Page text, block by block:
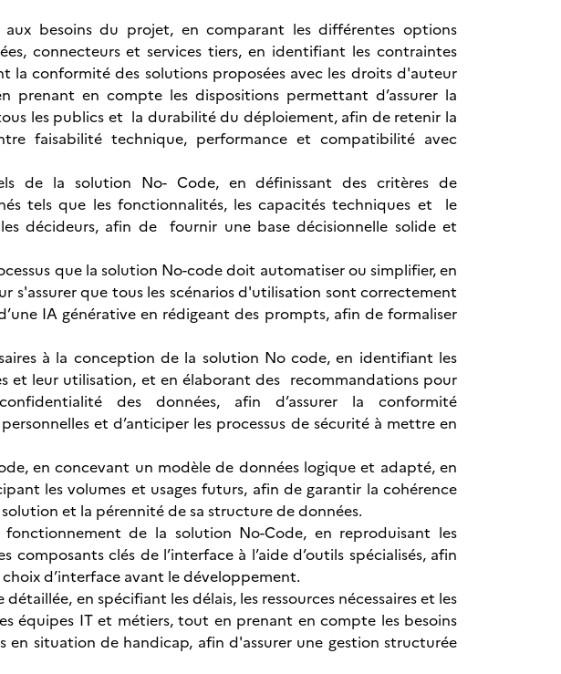
besoins du projet, en comparant les différentes options
connecteurs et services tiers, en identifiant les contraintes
la conformité des solutions proposées avec les droits d'auteur
prenant en compte les dispositions permettant d’assurer la
les publics et la durabilité du déploiement, afin de retenir la
faisabilité technique, performance et compatibilité avec
de la solution No- Code, en définissant des critères de
tels que les fonctionnalités, les capacités techniques et le
décideurs, afin de fournir une base décisionnelle solide et
que la solution No-code doit automatiser ou simplifier, en
que tous les scénarios d'utilisation sont correctement
IA générative en rédigeant des prompts, afin de formaliser
à la conception de la solution No code, en identifiant les
et leur utilisation, et en élaborant des recommandations pour
des données, afin d’assurer la conformité
et d’anticiper les processus de sécurité à mettre en
en concevant un modèle de données logique et adapté, en
les volumes et usages futurs, afin de garantir la cohérence
et la pérennité de sa structure de données.
de la solution No-Code, en reproduisant les
clés de l’interface à l’aide d’outils spécialisés, afin
d’interface avant le développement.
en spécifiant les délais, les ressources nécessaires et les
équipes IT et métiers, tout en prenant en compte les besoins
en situation de handicap, afin d'assurer une gestion structurée